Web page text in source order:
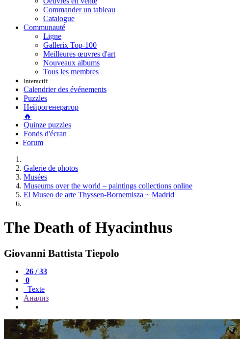
Commander un tableau
Catalogue
Communauté
Ligne
Gallerix Top-100
Meilleures œuvres d'art
Nouveaux albums
Tous les membres
Interactif
Calendrier des événements
Puzzles
Нейрогенератор
🔥
Quinze puzzles
Fonds d'écran
Forum
Galerie de photos
Musées
Museums over the world – paintings collections online
El Museo de arte Thyssen-Bornemisza ~ Madrid
The Death of Hyacinthus
Giovanni Battista Tiepolo
26 / 33
0
Texte
Анализ